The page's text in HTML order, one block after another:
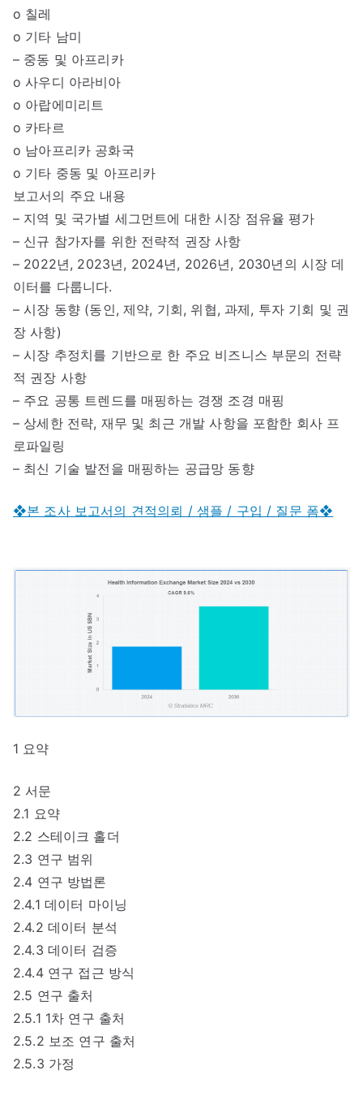
o 칠레
o 기타 남미
– 중동 및 아프리카
o 사우디 아라비아
o 아랍에미리트
o 카타르
o 남아프리카 공화국
o 기타 중동 및 아프리카
보고서의 주요 내용
– 지역 및 국가별 세그먼트에 대한 시장 점유율 평가
– 신규 참가자를 위한 전략적 권장 사항
– 2022년, 2023년, 2024년, 2026년, 2030년의 시장 데
이터를 다룹니다.
– 시장 동향 (동인, 제약, 기회, 위협, 과제, 투자 기회 및 권
장 사항)
– 시장 추정치를 기반으로 한 주요 비즈니스 부문의 전략
적 권장 사항
– 주요 공통 트렌드를 매핑하는 경쟁 조경 매핑
– 상세한 전략, 재무 및 최근 개발 사항을 포함한 회사 프
로파일링
– 최신 기술 발전을 매핑하는 공급망 동향
❖본 조사 보고서의 견적의뢰 / 샘플 / 구입 / 질문 폼❖
1 요약
2 서문
2.1 요약
2.2 스테이크 홀더
2.3 연구 범위
2.4 연구 방법론
2.4.1 데이터 마이닝
2.4.2 데이터 분석
2.4.3 데이터 검증
2.4.4 연구 접근 방식
2.5 연구 출처
2.5.1 1차 연구 출처
2.5.2 보조 연구 출처
2.5.3 가정